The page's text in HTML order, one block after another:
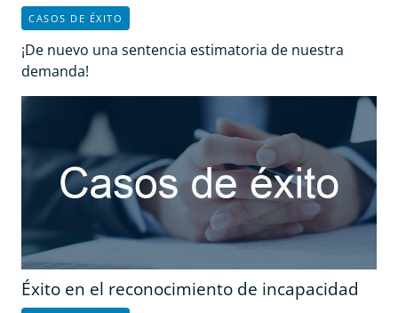
CASOS DE ÉXITO
¡De nuevo una sentencia estimatoria de nuestra
demanda!
Éxito en el reconocimiento de incapacidad